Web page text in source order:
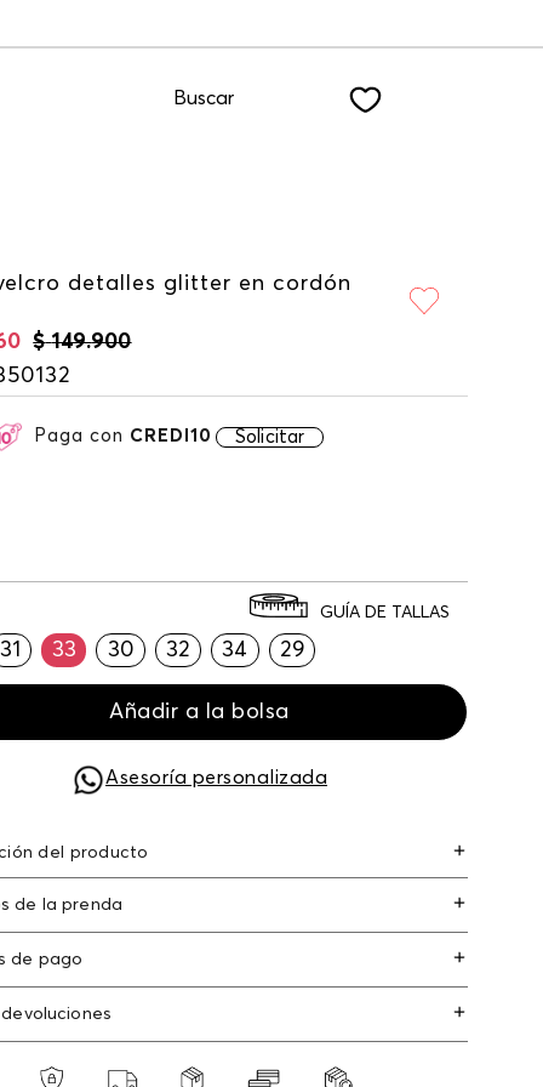
Buscar
detalles glitter en cordón
$ 149.900
Paga con CREDI10 Solicitar
31 33 30 32 34 29
GUÍA DE TALLAS
Añadir a la bolsa
Asesoría personalizada
del producto
detalles glitter en cordón
de la prenda
de pago
de crédito: Visa, Dinners, Master Card y
débito: Maestro, Electron.
devoluciones